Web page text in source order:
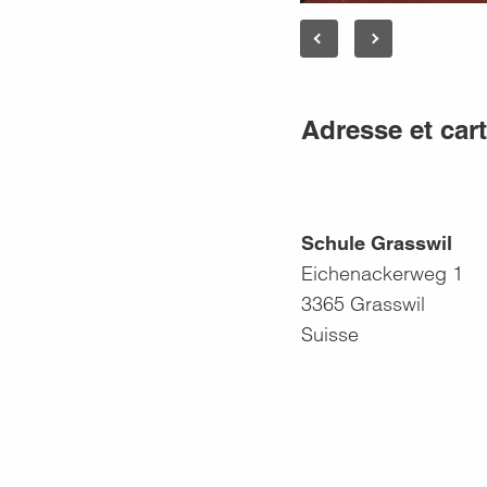
Adresse et
Schule Grasswil
Eichenackerweg 1
3365 Grasswil
Suisse